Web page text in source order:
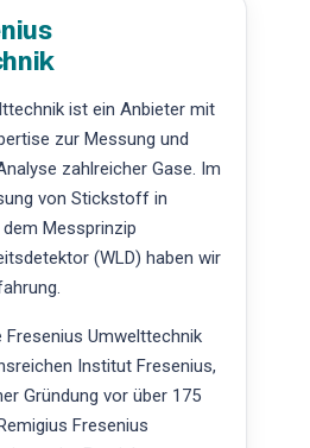
ist ein Anbieter mit
zur Messung und
zahlreicher Gase. Im
von Stickstoff in
Messprinzip
(WLD) haben wir
Fresenius Umwelttechnik
Institut Fresenius,
Gründung vor über 175
Fresenius